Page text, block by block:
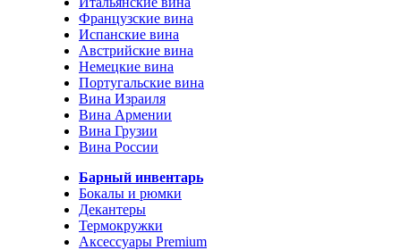
Французские вина
Испанские вина
Австрийские вина
Немецкие вина
Португальские вина
Вина Израиля
Вина Армении
Вина Грузии
Вина России
Барный инвентарь
Бокалы и рюмки
Декантеры
Термокружки
Аксессуары Premium